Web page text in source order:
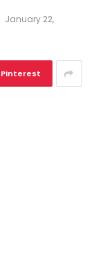
January 22,
Pinterest